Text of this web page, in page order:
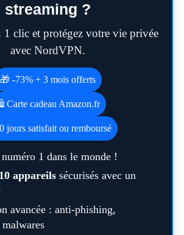
streaming ?
1 clic et protégez votre vie privée
avec NordVPN.
🎁 -73% + 3 mois offerts
Carte cadeau Amazon.fr
jours satisfait ou remboursé
1 dans le monde !
10 appareilssécurisés avec un
avancée : anti-phishing,